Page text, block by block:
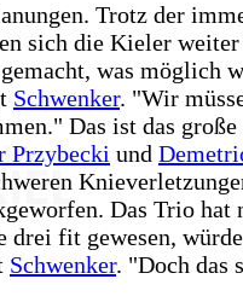
Trotz der
sich die Kieler
was möglich
Schwenker. "Wir
Das ist das große
Przybecki und
Das Trio hat
drei fit gewesen,
Schwenker. "Doch das